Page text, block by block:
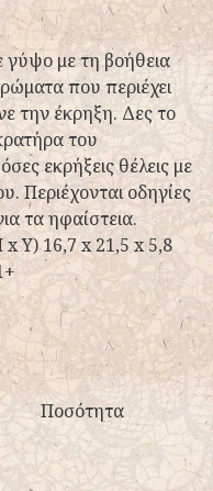
γύψο με τη βοήθεια
που περιέχει
την έκρηξη. Δες το
του
εκρήξεις θέλεις με
Περιέχονται οδηγίες
τα ηφαίστεια.
Y) 16,7 x 21,5 x 5,8
Ποσότητα